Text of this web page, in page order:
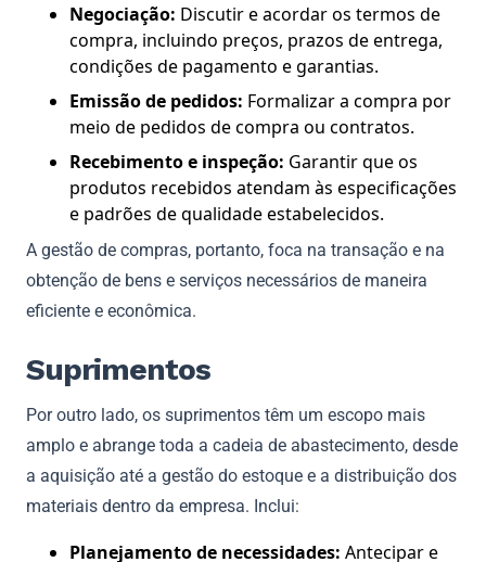
Negociação: Discutir e acordar os termos de
compra, incluindo preços, prazos de entrega,
condições de pagamento e garantias.
Emissão de pedidos: Formalizar a compra por
meio de pedidos de compra ou contratos.
Recebimento e inspeção: Garantir que os
produtos recebidos atendam às especificações
e padrões de qualidade estabelecidos.
A gestão de compras, portanto, foca na transação e na
obtenção de bens e serviços necessários de maneira
eficiente e econômica.
Suprimentos
Por outro lado, os suprimentos têm um escopo mais
amplo e abrange toda a cadeia de abastecimento, desde
a aquisição até a gestão do estoque e a distribuição dos
materiais dentro da empresa. Inclui:
Planejamento de necessidades: Antecipar e